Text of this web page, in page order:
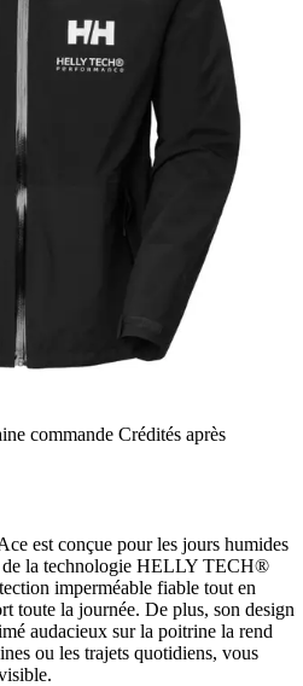
commande Crédités après
est conçue pour les jours humides
de la technologie HELLY TECH®
imperméable fiable tout en
toute la journée. De plus, son design
audacieux sur la poitrine la rend
ou les trajets quotidiens, vous